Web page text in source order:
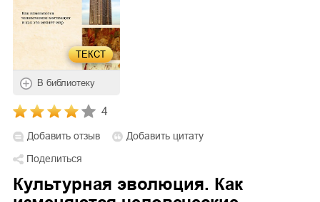
ТЕКСТ
В библиотеку
4
Добавить отзыв
Добавить цитату
Поделиться
Культурная эволюция. Как